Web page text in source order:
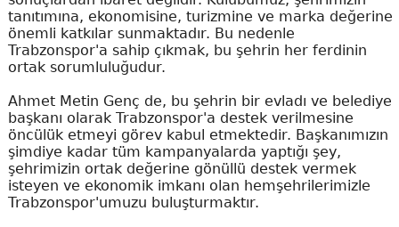
tanıtımına, ekonomisine, turizmine ve marka değerine
önemli katkılar sunmaktadır. Bu nedenle
Trabzonspor'a sahip çıkmak, bu şehrin her ferdinin
ortak sorumluluğudur.
Ahmet Metin Genç de, bu şehrin bir evladı ve belediye
başkanı olarak Trabzonspor'a destek verilmesine
öncülük etmeyi görev kabul etmektedir. Başkanımızın
şimdiye kadar tüm kampanyalarda yaptığı şey,
şehrimizin ortak değerine gönüllü destek vermek
isteyen ve ekonomik imkanı olan hemşehrilerimizle
Trabzonspor'umuzu buluşturmaktır.